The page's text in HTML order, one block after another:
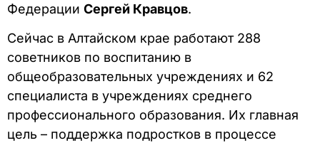
Федерации Сергей Кравцов.
Сейчас в Алтайском крае работают 288
советников по воспитанию в
общеобразовательных учреждениях и 62
специалиста в учреждениях среднего
профессионального образования. Их главная
цель – поддержка подростков в процессе